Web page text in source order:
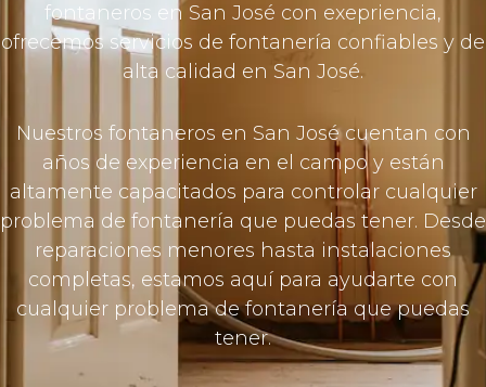
fontaneros en San José con exepriencia,
ofrecemos servicios de fontanería confiables y de
alta calidad en San José.
Nuestros fontaneros en San José cuentan con
años de experiencia en el campo y están
altamente capacitados para controlar cualquier
problema de fontanería que puedas tener. Desde
reparaciones menores hasta instalaciones
completas, estamos aquí para ayudarte con
cualquier problema de fontanería que puedas
tener.